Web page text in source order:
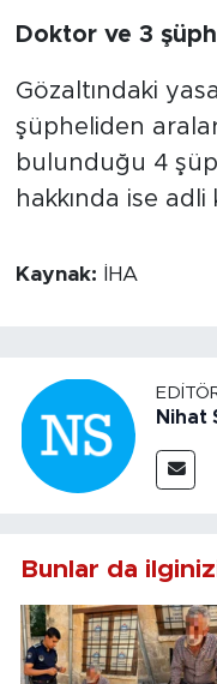
Doktor ve 3
Gözaltındaki
şüpheliden
bulunduğu 4
hakkında ise
Kaynak: İHA
Nihat
Bunlar da